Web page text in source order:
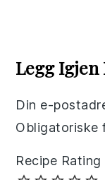
Legg
Din e-
Obligatoriske
Recipe Rating